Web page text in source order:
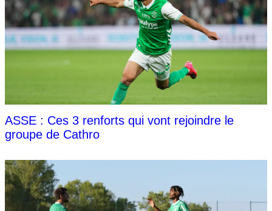
ASSE : Ces 3 renforts qui vont rejoindre le
groupe de Cathro